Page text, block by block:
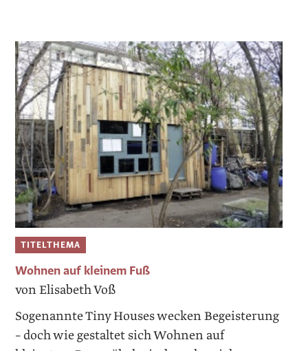
TITELTHEMA
Wohnen auf kleinem Fuß
von Elisabeth Voß
Sogenannte Tiny Houses wecken Begeisterung
– doch wie gestaltet sich Wohnen auf